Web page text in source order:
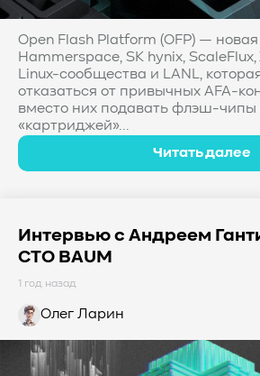
#Western Digital OptiNAND
#Безопасность
#SMR
#Shingled
#NAS
#DM-SMR #HM-SMR
#Kioxia
Open Flash Platform (OFP) —
Hammerspace, SK hynix,
Linux-сообщества и LANL,
отказаться от привычных AFA-
вместо них подавать флэш-чипы
«картриджей»...
Читать далее
Интервью с Андреем
CTO BAUM
1 год назад
Олег Ларин